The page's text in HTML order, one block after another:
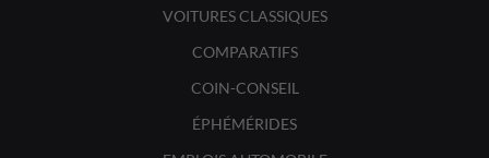
VOITURES CLASSIQUES
COMPARATIFS
COIN-CONSEIL
ÉPHÉMÉRIDES